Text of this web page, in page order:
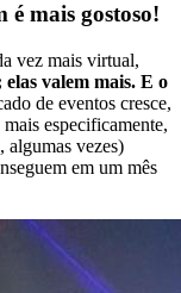
mais gostoso!
vez mais virtual,
valem mais. E o
de eventos cresce,
especificamente,
algumas vezes)
em um mês